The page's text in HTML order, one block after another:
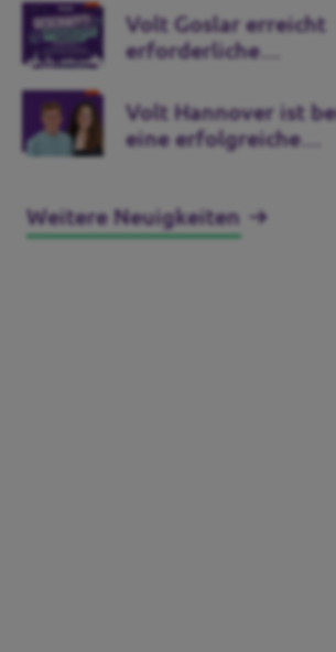
Volt Goslar erreicht
erforderliche
Volt Hannover ist
eine erfolgreiche
Weitere Neuigkeiten